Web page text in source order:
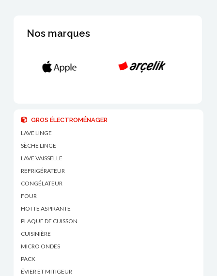
Nos marques
GROS ÉLECTROMÉNAGER
LAVE LINGE
SÈCHE LINGE
LAVE VAISSELLE
REFRIGÉRATEUR
CONGÉLATEUR
FOUR
HOTTE ASPIRANTE
PLAQUE DE CUISSON
CUISINIÈRE
MICRO ONDES
PACK
ÉVIER ET MITIGEUR